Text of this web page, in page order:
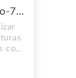
Toyota Quadradinho-7.500.000kzs
com
por